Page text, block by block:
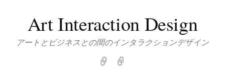
ン
Art Interaction Design
アートとビジネスとの間のインタラクションデザイン
Home